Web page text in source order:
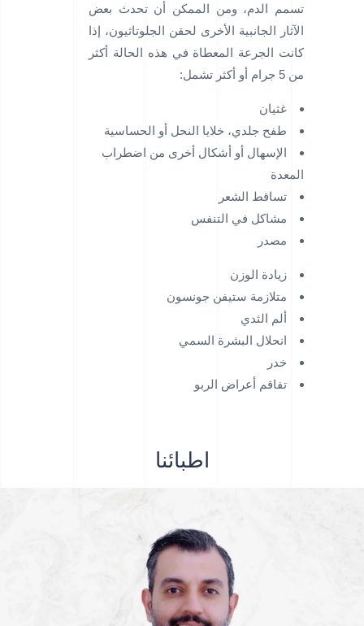
تسمم الدم، ومن الممكن أن تحدث بعض
الآثار الجانبية الأخرى لحقن الجلوتاثيون، إذا
كانت الجرعة المعطاة في هذه الحالة أكثر
من 5 جرام أو أكثر تشمل:
غثيان
طفح جلدي، خلايا النحل أو الحساسية
الإسهال أو أشكال أخرى من اضطراب
المعدة
تساقط الشعر
مشاكل في التنفس
مصدر
زيادة الوزن
متلازمة ستيفن جونسون
ألم الثدي
انحلال البشرة السمي
خدر
تفاقم أعراض الربو
اطبائنا